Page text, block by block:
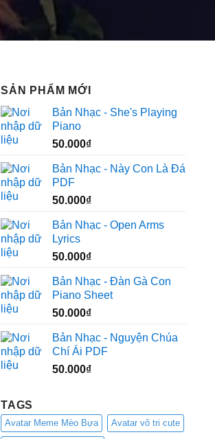
SẢN PHẨM MỚI
Bản Nhạc - She's Playing
Piano
50.000₫
Bản Nhạc - Này Con Là Đá
PDF
50.000₫
Bản Nhạc - Open Arms
Lyrics
50.000₫
Bản Nhạc - Đàn Gà Con
Piano Sheet
50.000₫
Bản Nhạc - Nguyện Chúa
Chí Ái PDF
50.000₫
TAGS
Avatar Meme Mèo Bựa Avatar vô tri cute